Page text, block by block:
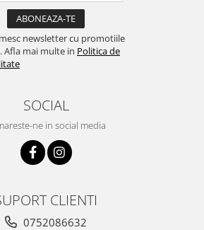
newsletter cu promotiile
Afla mai multe in Politica de
SOCIAL
ne in social media
CLIENTI
0752086632